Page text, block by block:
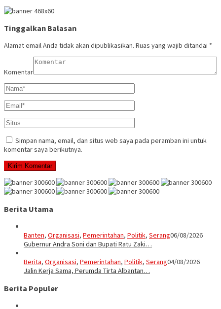
Tinggalkan Balasan
Alamat email Anda tidak akan dipublikasikan. Ruas yang wajib ditandai *
Komentar
Simpan nama, email, dan situs web saya pada peramban ini untuk
komentar saya berikutnya.
Berita Utama
Banten, Organisasi, Pemerintahan, Politik, Serang06/08/2026
Gubernur Andra Soni dan Bupati Ratu Zaki…
Berita, Organisasi, Pemerintahan, Politik, Serang04/08/2026
Jalin Kerja Sama, Perumda Tirta Albantan…
Berita Populer